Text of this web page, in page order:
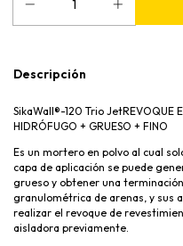
Descripción
SikaWall®-120 Trio JetREVOQUE
HIDRÓFUGO + GRUESO + FINO
Es un mortero en polvo al cual
capa de aplicación se puede
grueso y obtener una
granulométrica de arenas, y sus
realizar el revoque de
aisladora previamente.